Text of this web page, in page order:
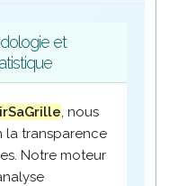
et
, nous
la transparence
Notre moteur